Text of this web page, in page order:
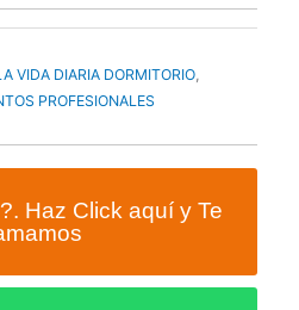
VIDA DIARIA DORMITORIO
PROFESIONALES
Haz Click aquí y Te